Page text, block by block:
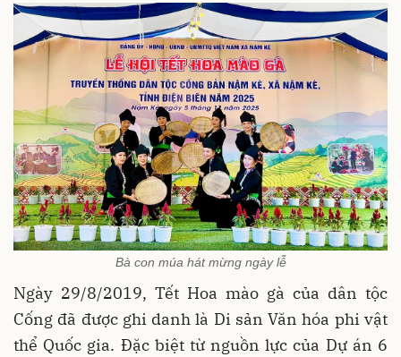
Bà con múa hát mừng ngày lễ
Ngày 29/8/2019, Tết Hoa mào gà của dân tộc
Cống đã được ghi danh là Di sản Văn hóa phi vật
thể Quốc gia. Đặc biệt từ nguồn lực của Dự án 6